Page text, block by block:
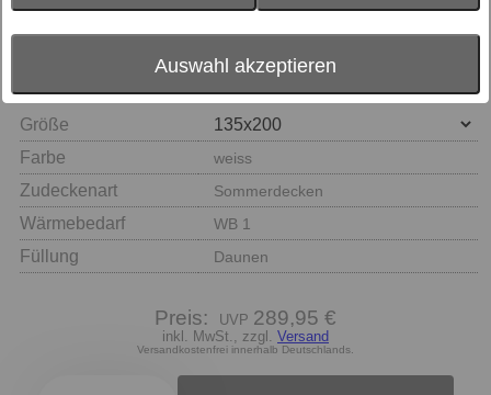
Auswahl akzeptieren
Größe
Farbe
weiss
Zudeckenart Sommerdecken
Wärmebedarf WB 1
Füllung Daunen
Preis: 289,95 €
inkl. MwSt., zzgl. Versand
Versandkostenfrei innerhalb Deutschlands.